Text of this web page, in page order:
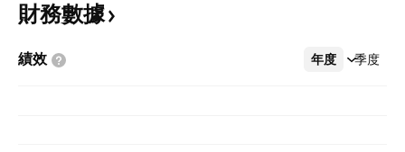
財務數據
績效 年度 季度
更多